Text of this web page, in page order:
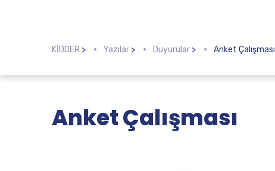
KİDDER > Yazılar > Duyurular > Anket Çalışması
Anket Çalışması